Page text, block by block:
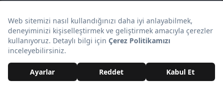
41 Ülkenin Bayrakları ve Ülke Bayraklarının Anlamları
GTA San Andreas Hileleri! Oynamaya Doyamayanlar İçin Güncel San
Andreas Şifreleri
IQ Testi: IQ'unuzun Kaç Olduğunu Merak Ettiniz mi?